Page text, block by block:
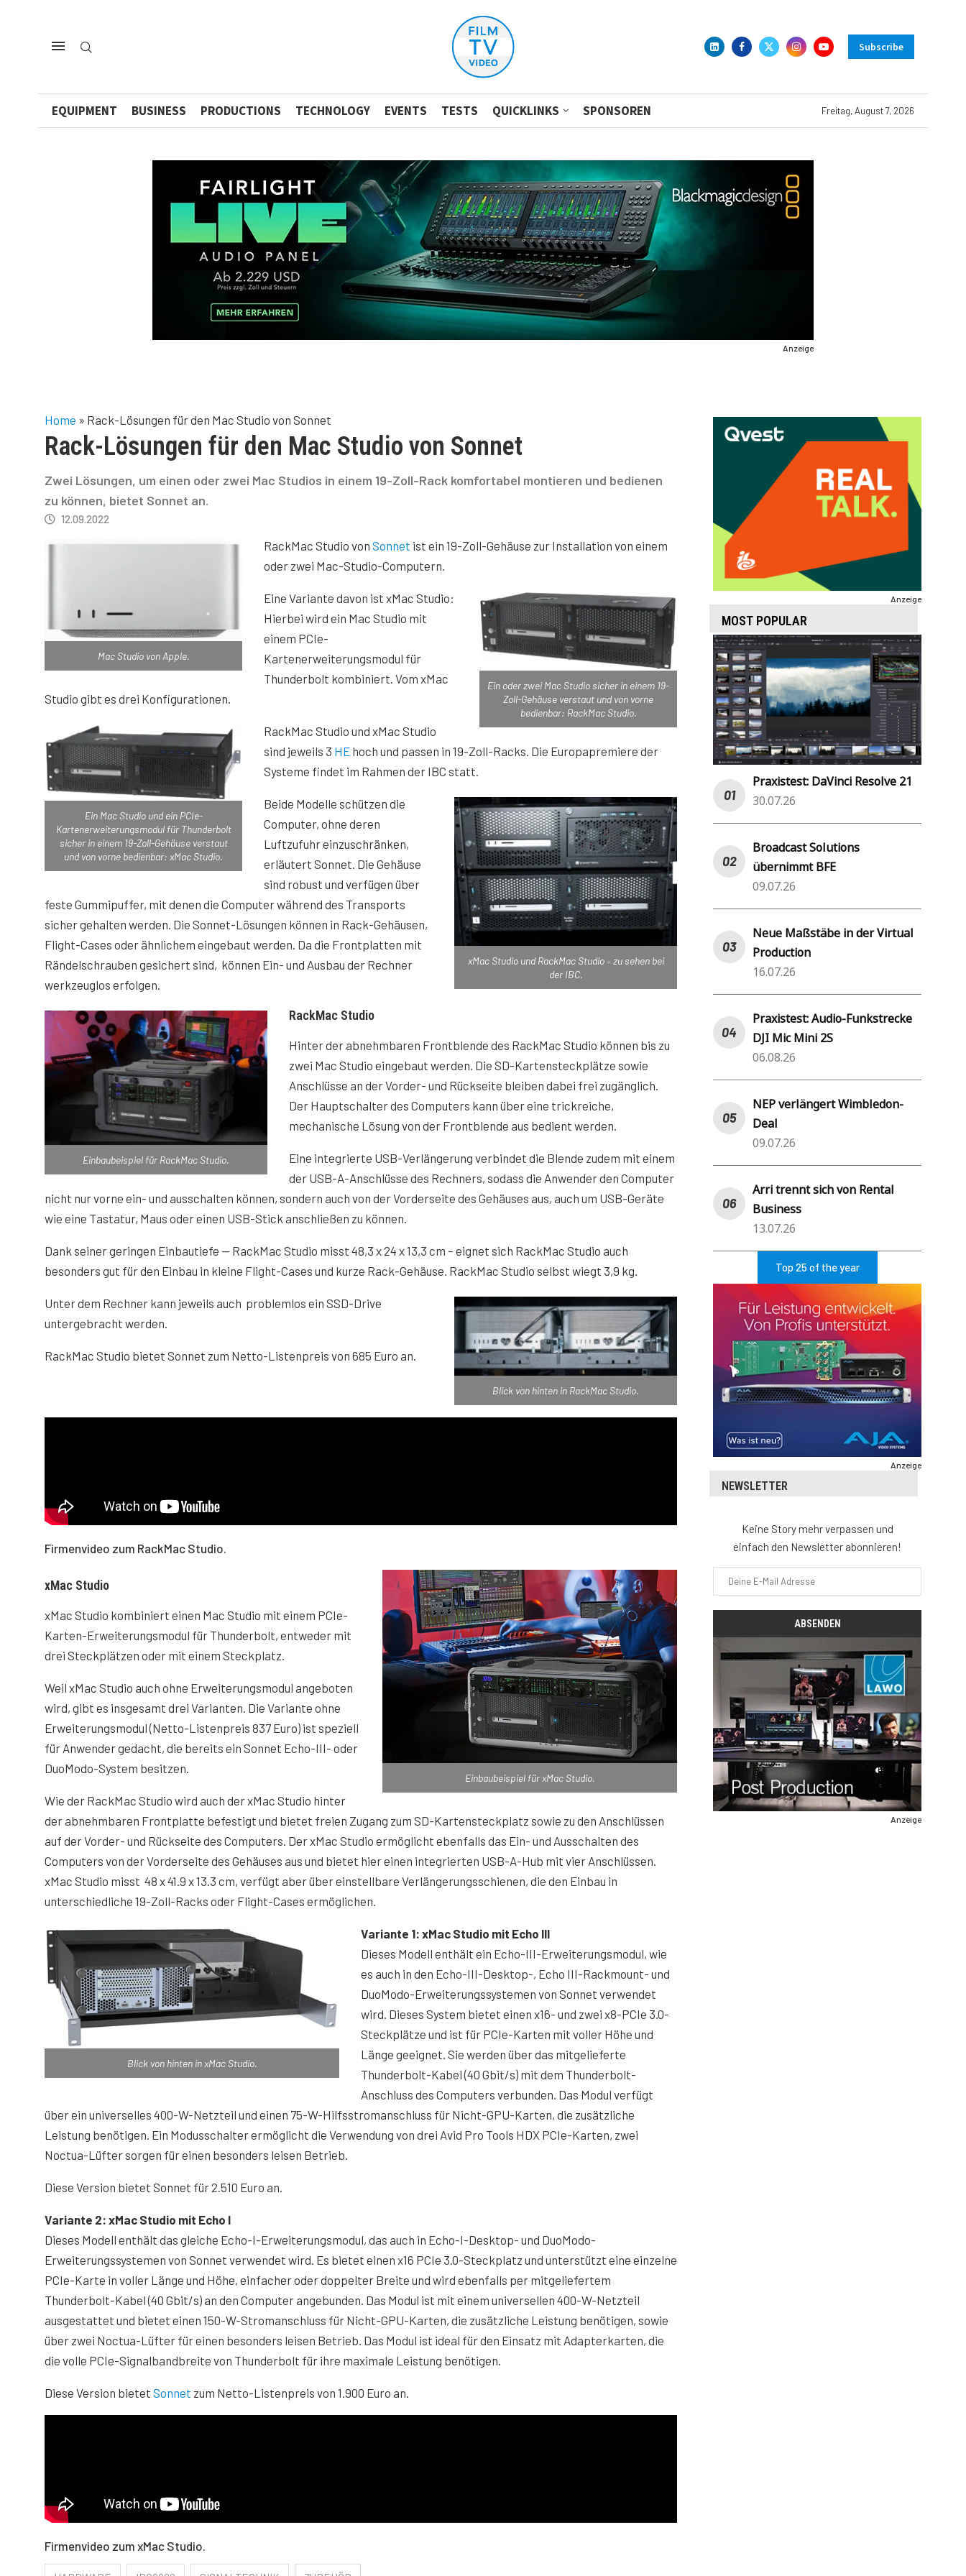
Subscribe
EQUIPMENT BUSINESS PRODUCTIONS TECHNOLOGY EVENTS TESTS QUICKLINKS SPONSOREN Freitag, August 7, 2026
Anzeige
Home » Rack-Lösungen für den Mac Studio von Sonnet
Rack-Lösungen für den Mac Studio von Sonnet
Zwei Lösungen, um einen oder zwei Mac Studios in einem 19-Zoll-Rack komfortabel montieren und bedienen
zu können, bietet Sonnet an.
12.09.2022
Mac Studio von Apple.
RackMac Studio von Sonnet ist ein 19-Zoll-Gehäuse zur Installation von einem
oder zwei Mac-Studio-Computern.
Ein oder zwei Mac Studio sicher in einem 19-
Zoll-Gehäuse verstaut und von vorne
bedienbar: RackMac Studio.
Eine Variante davon ist xMac Studio:
Hierbei wird ein Mac Studio mit
einem PCIe-
Kartenerweiterungsmodul für
Thunderbolt kombiniert. Vom xMac
Studio gibt es drei Konfigurationen.
Ein Mac Studio und ein PCIe-
Kartenerweiterungsmodul für Thunderbolt
sicher in einem 19-Zoll-Gehäuse verstaut
und von vorne bedienbar: xMac Studio.
RackMac Studio und xMac Studio
sind jeweils 3 HE hoch und passen in 19-Zoll-Racks. Die Europapremiere der
Systeme findet im Rahmen der IBC statt.
xMac Studio und RackMac Studio – zu sehen bei
der IBC.
Beide Modelle schützen die
Computer, ohne deren
Luftzufuhr einzuschränken,
erläutert Sonnet. Die Gehäuse
sind robust und verfügen über
feste Gummipuffer, mit denen die Computer während des Transports
sicher gehalten werden. Die Sonnet-Lösungen können in Rack-Gehäusen,
Flight-Cases oder ähnlichem eingebaut werden. Da die Frontplatten mit
Rändelschrauben gesichert sind, können Ein- und Ausbau der Rechner
werkzeuglos erfolgen.
Einbaubeispiel für RackMac Studio.
RackMac Studio
Hinter der abnehmbaren Frontblende des RackMac Studio können bis zu
zwei Mac Studio eingebaut werden. Die SD-Kartensteckplätze sowie
Anschlüsse an der Vorder- und Rückseite bleiben dabei frei zugänglich.
Der Hauptschalter des Computers kann über eine trickreiche,
mechanische Lösung von der Frontblende aus bedient werden.
Eine integrierte USB-Verlängerung verbindet die Blende zudem mit einem
der USB-A-Anschlüsse des Rechners, sodass die Anwender den Computer
nicht nur vorne ein- und ausschalten können, sondern auch von der Vorderseite des Gehäuses aus, auch um USB-Geräte
wie eine Tastatur, Maus oder einen USB-Stick anschließen zu können.
Dank seiner geringen Einbautiefe — RackMac Studio misst 48,3 x 24 x 13,3 cm – eignet sich RackMac Studio auch
besonders gut für den Einbau in kleine Flight-Cases und kurze Rack-Gehäuse. RackMac Studio selbst wiegt 3,9 kg.
Blick von hinten in RackMac Studio.
Unter dem Rechner kann jeweils auch problemlos ein SSD-Drive
untergebracht werden.
RackMac Studio bietet Sonnet zum Netto-Listenpreis von 685 Euro an.
Firmenvideo zum RackMac Studio.
Einbaubeispiel für xMac Studio.
xMac Studio
xMac Studio kombiniert einen Mac Studio mit einem PCIe-
Karten-Erweiterungsmodul für Thunderbolt, entweder mit
drei Steckplätzen oder mit einem Steckplatz.
Weil xMac Studio auch ohne Erweiterungsmodul angeboten
wird, gibt es insgesamt drei Varianten. Die Variante ohne
Erweiterungsmodul (Netto-Listenpreis 837 Euro) ist speziell
für Anwender gedacht, die bereits ein Sonnet Echo-III- oder
DuoModo-System besitzen.
Wie der RackMac Studio wird auch der xMac Studio hinter
der abnehmbaren Frontplatte befestigt und bietet freien Zugang zum SD-Kartensteckplatz sowie zu den Anschlüssen
auf der Vorder- und Rückseite des Computers. Der xMac Studio ermöglicht ebenfalls das Ein- und Ausschalten des
Computers von der Vorderseite des Gehäuses aus und bietet hier einen integrierten USB-A-Hub mit vier Anschlüssen.
xMac Studio misst 48 x 41.9 x 13.3 cm, verfügt aber über einstellbare Verlängerungsschienen, die den Einbau in
unterschiedliche 19-Zoll-Racks oder Flight-Cases ermöglichen.
Blick von hinten in xMac Studio.
Variante 1: xMac Studio mit Echo III
Dieses Modell enthält ein Echo-III-Erweiterungsmodul, wie
es auch in den Echo-III-Desktop-, Echo III-Rackmount- und
DuoModo-Erweiterungssystemen von Sonnet verwendet
wird. Dieses System bietet einen x16- und zwei x8-PCIe 3.0-
Steckplätze und ist für PCIe-Karten mit voller Höhe und
Länge geeignet. Sie werden über das mitgelieferte
Thunderbolt-Kabel (40 Gbit/s) mit dem Thunderbolt-
Anschluss des Computers verbunden. Das Modul verfügt
über ein universelles 400-W-Netzteil und einen 75-W-Hilfsstromanschluss für Nicht-GPU-Karten, die zusätzliche
Leistung benötigen. Ein Modusschalter ermöglicht die Verwendung von drei Avid Pro Tools HDX PCIe-Karten, zwei
Noctua-Lüfter sorgen für einen besonders leisen Betrieb.
Diese Version bietet Sonnet für 2.510 Euro an.
Variante 2: xMac Studio mit Echo I
Dieses Modell enthält das gleiche Echo-I-Erweiterungsmodul, das auch in Echo-I-Desktop- und DuoModo-
Erweiterungssystemen von Sonnet verwendet wird. Es bietet einen x16 PCIe 3.0-Steckplatz und unterstützt eine einzelne
PCIe-Karte in voller Länge und Höhe, einfacher oder doppelter Breite und wird ebenfalls per mitgeliefertem
Thunderbolt-Kabel (40 Gbit/s) an den Computer angebunden. Das Modul ist mit einem universellen 400-W-Netzteil
ausgestattet und bietet einen 150-W-Stromanschluss für Nicht-GPU-Karten, die zusätzliche Leistung benötigen, sowie
über zwei Noctua-Lüfter für einen besonders leisen Betrieb. Das Modul ist ideal für den Einsatz mit Adapterkarten, die
die volle PCIe-Signalbandbreite von Thunderbolt für ihre maximale Leistung benötigen.
Diese Version bietet Sonnet zum Netto-Listenpreis von 1.900 Euro an.
Firmenvideo zum xMac Studio.
Anzeige
MOST POPULAR
Praxistest: DaVinci Resolve 21
30.07.26
Broadcast Solutions
übernimmt BFE
09.07.26
Neue Maßstäbe in der Virtual
Production
16.07.26
Praxistest: Audio-Funkstrecke
DJI Mic Mini 2S
06.08.26
NEP verlängert Wimbledon-
Deal
09.07.26
Arri trennt sich von Rental
Business
13.07.26
Top 25 of the year
Anzeige
NEWSLETTER
Keine Story mehr verpassen und
einfach den Newsletter abonnieren!
Anzeige